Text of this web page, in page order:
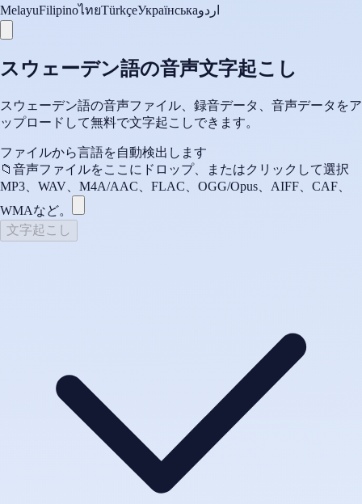
MelayuFilipinoไทยTürkçeУкраїнськаاردو
スウェーデン語の音声文字起こし
スウェーデン語の音声ファイル、録音データ、音声データをア
ップロードして無料で文字起こしできます。
ファイルから言語を自動検出します
📁 音声ファイルをここにドロップ、またはクリックして選択
MP3、WAV、M4A/AAC、FLAC、OGG/Opus、AIFF、CAF、
WMAなど。
文字起こし